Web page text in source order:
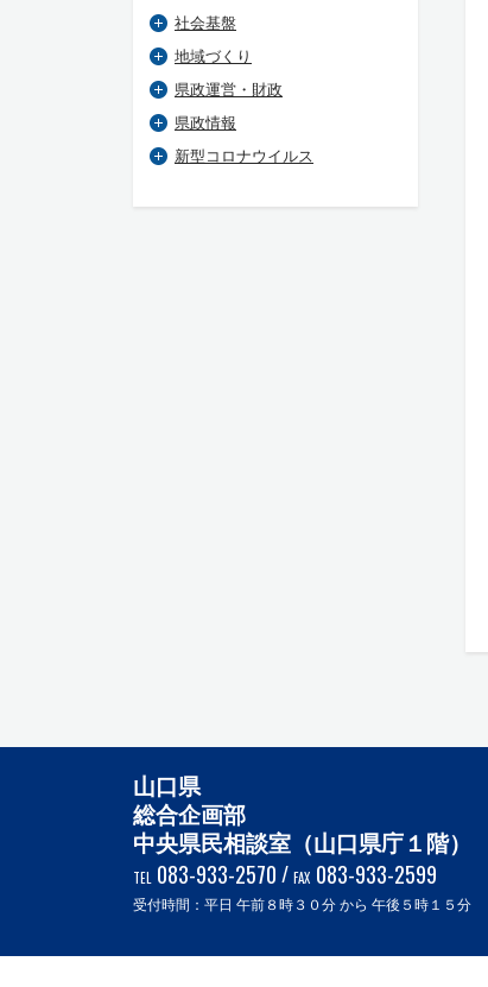
社会基盤
地域づくり
県政運営・財政
県政情報
新型コロナウイルス
山口県
総合企画部
中央県民相談室（山口県庁１階）
TEL 083-933-2570 / FAX 083-933-2599
受付時間：平日 午前８時３０分 から 午後５時１５分